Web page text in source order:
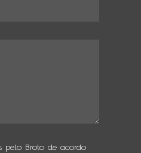
pelo Broto de acordo